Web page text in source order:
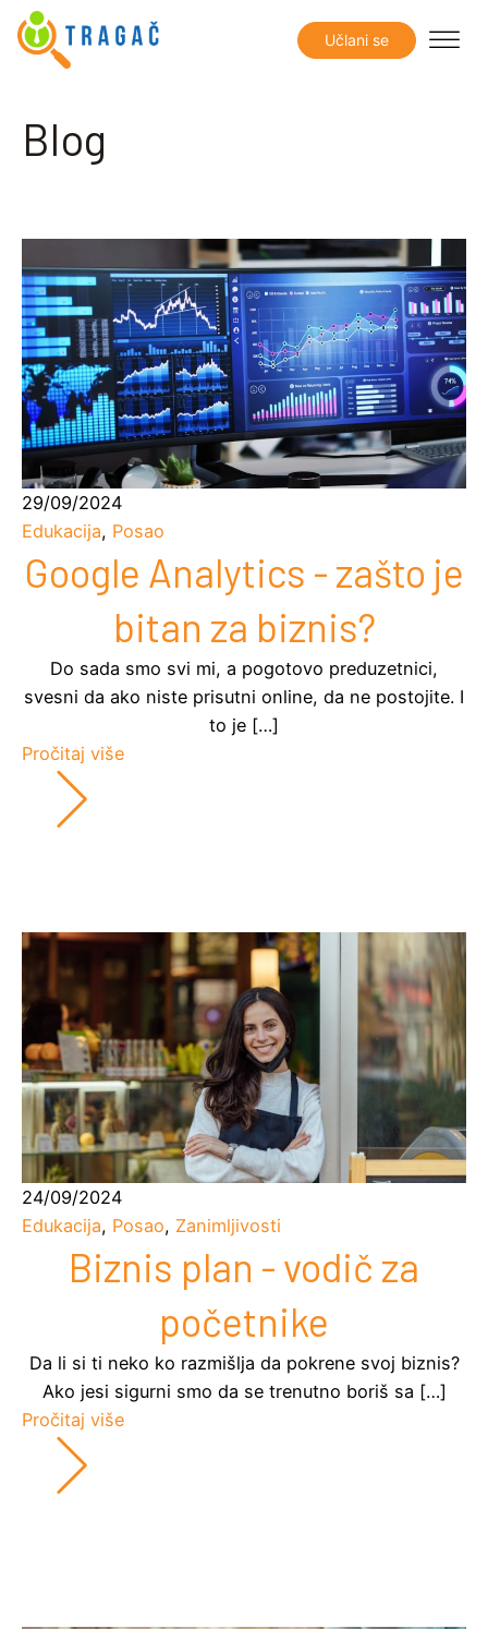
Učlani se
Blog
29/09/2024
Edukacija, Posao
Google Analytics - zašto je
bitan za biznis?
Do sada smo svi mi, a pogotovo preduzetnici,
svesni da ako niste prisutni online, da ne postojite. I
to je […]
Pročitaj više
24/09/2024
Edukacija, Posao, Zanimljivosti
Biznis plan - vodič za
početnike
Da li si ti neko ko razmišlja da pokrene svoj biznis?
Ako jesi sigurni smo da se trenutno boriš sa […]
Pročitaj više